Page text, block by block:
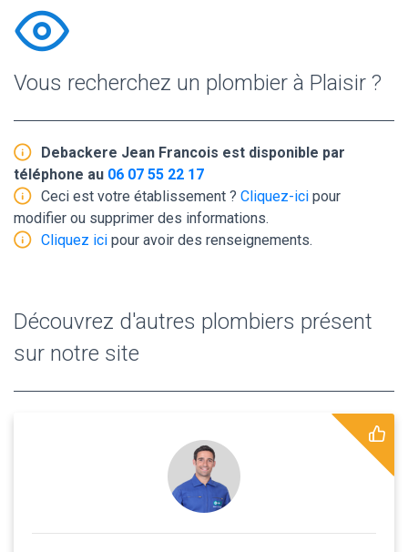
Vous recherchez un plombier à Plaisir ?
Debackere Jean Francois est disponible par
téléphone au 06 07 55 22 17
Ceci est votre établissement ? Cliquez-ici pour
modifier ou supprimer des informations.
Cliquez ici pour avoir des renseignements.
Découvrez d'autres plombiers présent
sur notre site